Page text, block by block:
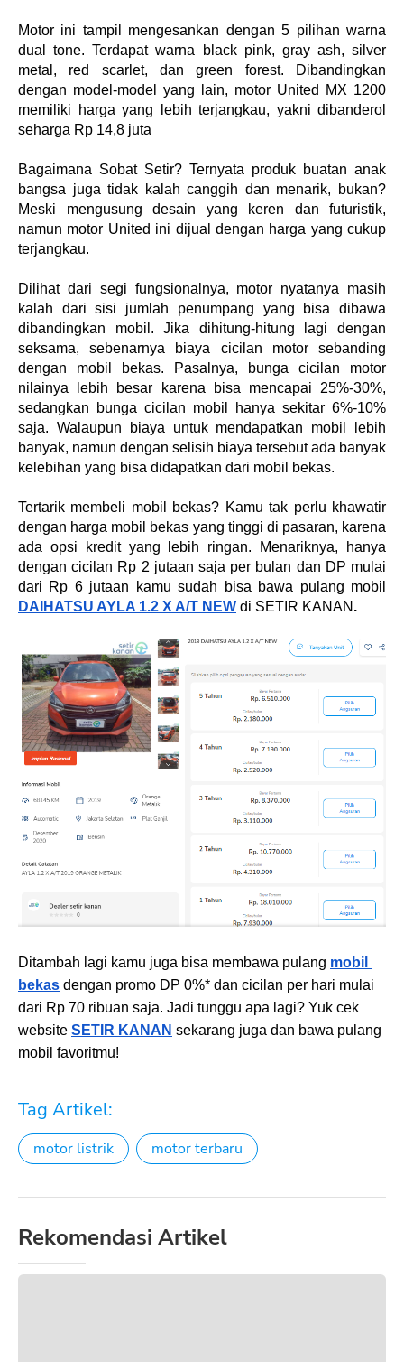
Motor ini tampil mengesankan dengan 5 pilihan warna
dual tone. Terdapat warna black pink, gray ash, silver
metal, red scarlet, dan green forest. Dibandingkan
dengan model-model yang lain, motor United MX 1200
memiliki harga yang lebih terjangkau, yakni dibanderol
seharga Rp 14,8 juta
Bagaimana Sobat Setir? Ternyata produk buatan anak
bangsa juga tidak kalah canggih dan menarik, bukan?
Meski mengusung desain yang keren dan futuristik,
namun motor United ini dijual dengan harga yang cukup
terjangkau.
Dilihat dari segi fungsionalnya, motor nyatanya masih
kalah dari sisi jumlah penumpang yang bisa dibawa
dibandingkan mobil. Jika dihitung-hitung lagi dengan
seksama, sebenarnya biaya cicilan motor sebanding
dengan mobil bekas. Pasalnya, bunga cicilan motor
nilainya lebih besar karena bisa mencapai 25%-30%,
sedangkan bunga cicilan mobil hanya sekitar 6%-10%
saja. Walaupun biaya untuk mendapatkan mobil lebih
banyak, namun dengan selisih biaya tersebut ada banyak
kelebihan yang bisa didapatkan dari mobil bekas.
Tertarik membeli mobil bekas? Kamu tak perlu khawatir
dengan harga mobil bekas yang tinggi di pasaran, karena
ada opsi kredit yang lebih ringan. Menariknya, hanya
dengan cicilan Rp 2 jutaan saja per bulan dan DP mulai
DAIHATSU AYLA 1.2 X A/T NEW di SETIR KANAN .
Ditambah lagi kamu juga bisa membawa pulang mobil
bekas dengan promo DP 0%* dan cicilan per hari mulai
dari Rp 70 ribuan saja. Jadi tunggu apa lagi? Yuk cek
website SETIR KANAN sekarang juga dan bawa pulang
mobil favoritmu!
Tag Artikel:
motor listrik motor terbaru
Rekomendasi Artikel